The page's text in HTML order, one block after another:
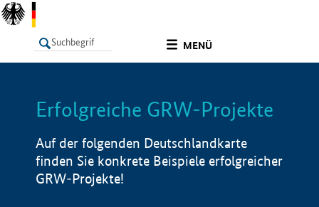
MENÜ
LISTE Info
Erfolgreiche GRW-Projekte
Auf der folgenden Deutschlandkarte
finden Sie konkrete Beispiele erfolgreicher
GRW-Projekte!